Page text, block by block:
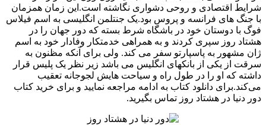
شرایط اقتصادی و روحی دشواری نگاشته است.این زمان همزمان
با جنگ های فرانسه و پروس بود.یک جنتلمن انگلیسی به اسم فیلاس
فوگ با دوستان خود در باشگاه شرط بسته که دور جهان را در
هشتاد روز سپری کردند و به همراهی خدمتکار وفادار خود به اسم
ژان مشهور به پاسپارتو سفر می کند. ولی برای آنکه مظنون به
سرقت از یکی از بانکهای انگلیس می باشد زیر نظر یک پلیس قرار
داشته که او را در طول راه و سیاحت‌ هایش لجوجانه تعقیب
می‌کند.برای دانلود کتاب به ادامه مراجعه نمایید و برای خرید کتاب
دور دنیا در هشتاد روز تماس بگیرید.